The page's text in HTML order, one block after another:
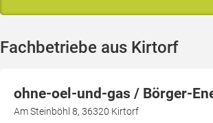
Fachbetriebe aus Kirtorf
ohne-oel-und-gas / Börger-
Am Steinböhl 8, 36320 Kirtorf